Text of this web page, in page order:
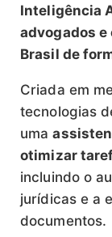
Inteligência
advogados
Brasil de
Criada em
tecnologias
uma
otimizar
incluindo o
jurídicas e a
documentos.